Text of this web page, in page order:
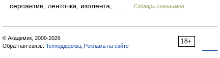
серпантин, ленточка, изолента,… …
Словарь синонимов
18+
© Академик, 2000-2026
Обратная связь: Техподдержка Реклама на сайте